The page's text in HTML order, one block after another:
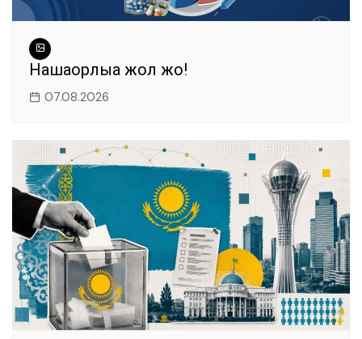
Нашақорлыққа жол жоқ!
07.08.2026